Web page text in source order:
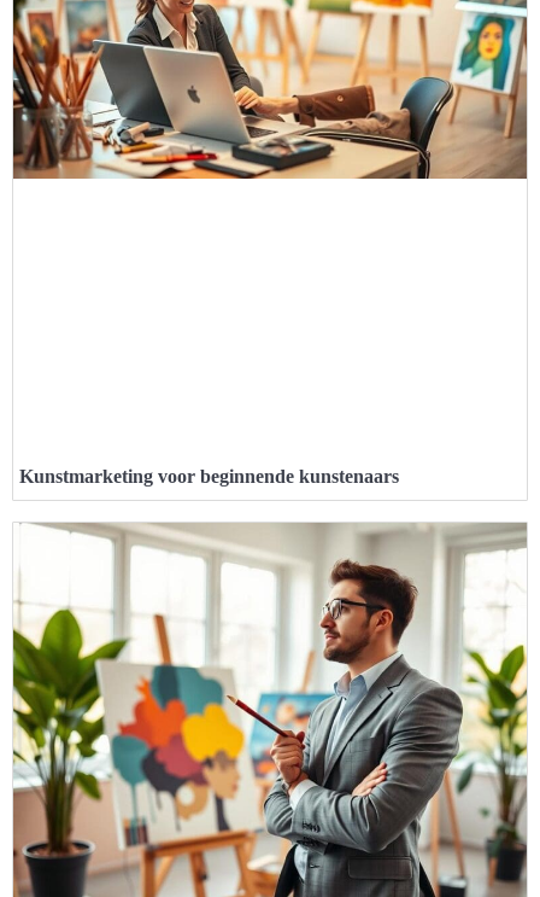
Kunstmarketing voor beginnende kunstenaars